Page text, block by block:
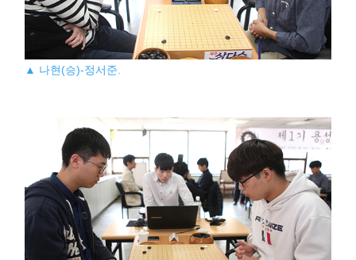
▲ 나현(승)-정서준.